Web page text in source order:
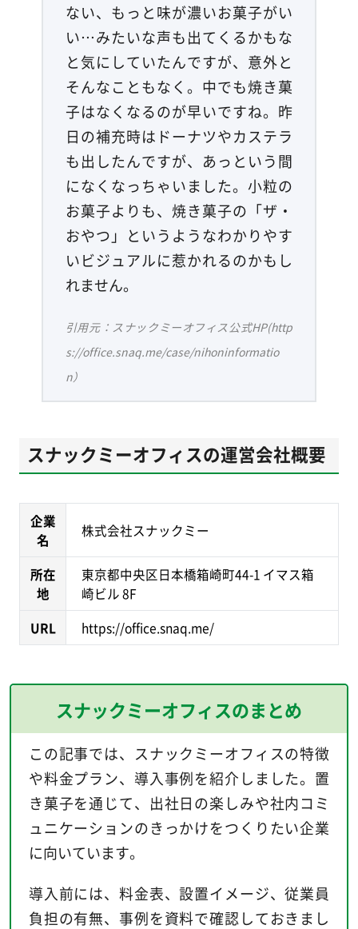
ない、もっと味が濃いお菓子がい
い…みたいな声も出てくるかもな
と気にしていたんですが、意外と
そんなこともなく。中でも焼き菓
子はなくなるのが早いですね。昨
日の補充時はドーナツやカステラ
も出したんですが、あっという間
になくなっちゃいました。小粒の
お菓子よりも、焼き菓子の「ザ・
おやつ」というようなわかりやす
いビジュアルに惹かれるのかもし
れません。
引用元：スナックミーオフィス公式HP(http
s://office.snaq.me/case/nihoninformatio
n）
スナックミーオフィスの運営会社概要
企業
名
株式会社スナックミー
所在
地
東京都中央区日本橋箱崎町44-1 イマス箱
崎ビル 8F
URL
https://office.snaq.me/
スナックミーオフィスのまとめ
この記事では、スナックミーオフィスの特徴
や料金プラン、導入事例を紹介しました。置
き菓子を通じて、出社日の楽しみや社内コミ
ュニケーションのきっかけをつくりたい企業
に向いています。
導入前には、料金表、設置イメージ、従業員
負担の有無、事例を資料で確認しておきまし